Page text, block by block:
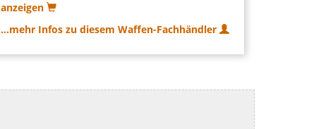
anzeigen
...mehr Infos zu diesem Waffen-Fachhändler